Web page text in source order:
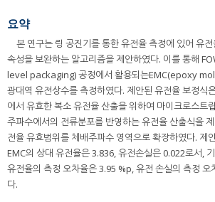
요약
본 연구는 링 공진기를 통한 유전율 측정에 있어 유
속성을 보완하는 알고리즘을 제안하였다. 이를 통해
level packaging) 공정에서 활용되는EMC(epoxy
광대역 유전상수를 측정하였다. 제안된 유전율 보정식
에서 유효한 복소 유전율 산출을 위하여 마이크로스트
주파수에서의 전류분포를 반영하는 유전율 산출식을
전율 유효범위를 체배주파수 영역으로 확장하였다. 제
EMC의 상대 유전율은 3.836, 유전손실은 0.022로서,
유전율의 측정 오차율은 3.95 %p, 유전 손실의 측정 오
다.